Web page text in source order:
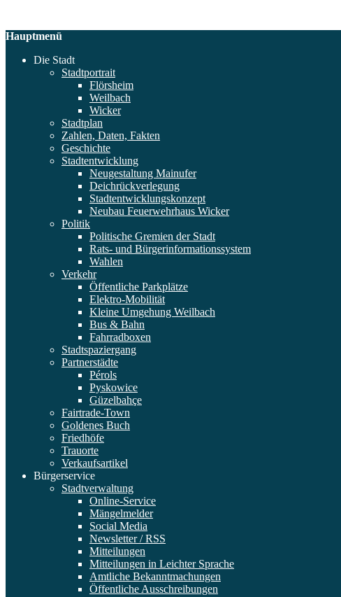
Hauptmenü
Die Stadt
Stadtportrait
Flörsheim
Weilbach
Wicker
Stadtplan
Zahlen, Daten, Fakten
Geschichte
Stadtentwicklung
Neugestaltung Mainufer
Deichrückverlegung
Stadtentwicklungskonzept
Neubau Feuerwehrhaus Wicker
Politik
Politische Gremien der Stadt
Rats- und Bürgerinformationssystem
Wahlen
Verkehr
Öffentliche Parkplätze
Elektro-Mobilität
Kleine Umgehung Weilbach
Bus & Bahn
Fahrradboxen
Stadtspaziergang
Partnerstädte
Pérols
Pyskowice
Güzelbahçe
Fairtrade-Town
Goldenes Buch
Friedhöfe
Trauorte
Verkaufsartikel
Bürgerservice
Stadtverwaltung
Online-Service
Mängelmelder
Social Media
Newsletter / RSS
Mitteilungen
Mitteilungen in Leichter Sprache
Amtliche Bekanntmachungen
Öffentliche Ausschreibungen